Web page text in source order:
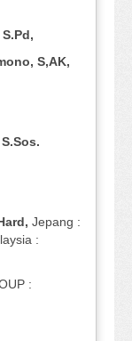
S,AK,
Jepang :
:
: